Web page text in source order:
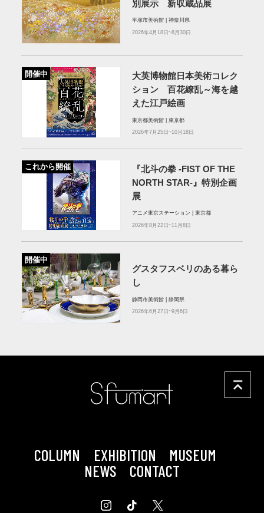
別展示 新収蔵品展
平塚市美術館 | 神奈川県
2026年4月18日~8月30日
開催中
大英博物館日本美術コレク
ション 百花繚乱～海を越
えた江戸絵画
東京都美術館 | 東京都
2026年7月25日~10月18日
これから開催
『北斗の拳 -FIST OF THE
NORTH STAR-』特別企画
展
アニメ東京ステーション | 東京都
2026年8月22日~11月8日
開催中
グスタフスベリのある暮ら
し
静岡市美術館 | 静岡県
2026年6月27日~9月6日
COLUMN EXHIBITION
MUSEUM
NEWS
CONTACT